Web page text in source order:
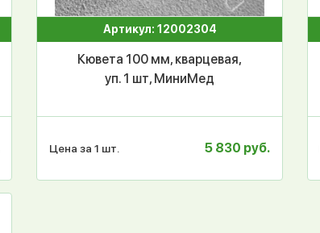
Артикул: 12002304
Кювета 100 мм, кварцевая,
уп. 1 шт, МиниМед
Цена за 1 шт. 5 830 руб.